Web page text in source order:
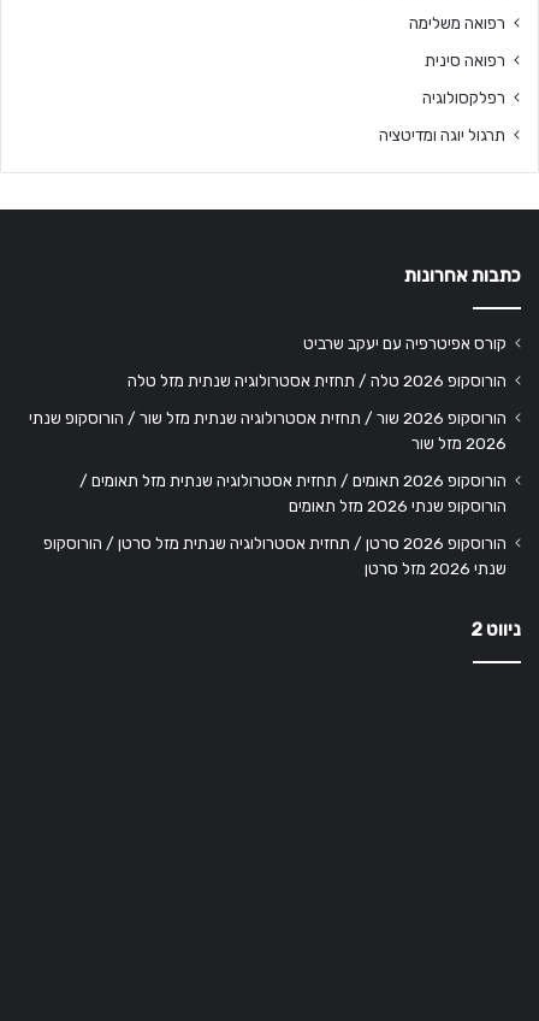
רפואה משלימה
רפואה סינית
רפלקסולוגיה
תרגול יוגה ומדיטציה
כתבות אחרונות
קורס אפיטרפיה עם יעקב שרביט
הורוסקופ 2026 טלה / תחזית אסטרולוגיה שנתית מזל טלה
הורוסקופ 2026 שור / תחזית אסטרולוגיה שנתית מזל שור / הורוסקופ שנתי
2026 מזל שור
הורוסקופ 2026 תאומים / תחזית אסטרולוגיה שנתית מזל תאומים /
הורוסקופ שנתי 2026 מזל תאומים
הורוסקופ 2026 סרטן / תחזית אסטרולוגיה שנתית מזל סרטן / הורוסקופ
שנתי 2026 מזל סרטן
ניווט 2